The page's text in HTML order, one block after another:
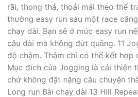
rãi, thong thả, thoải mái theo thể
thường easy run sau một race
chạy dài. Bạn sẽ ở mức easy run
câu dài mà không đứt quãng. 11
độ chậm. Thậm chí có thể kết hợp
Mục đích của Jogging là cải thiện
chứ không đặt nặng câu chuyện
Long run Bài chạy dài 13 Hill